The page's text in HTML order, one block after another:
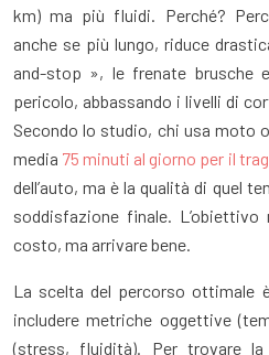
km) ma più fluidi. Perché?
anche se più lungo, riduce
and-stop », le frenate brusche
pericolo, abbassando i livelli di
Secondo lo studio, chi usa moto
media 75 minuti al giorno per il
dell’auto, ma è la qualità di quel
soddisfazione finale.
costo, ma arrivare bene.
La scelta del percorso ottimale
includere metriche oggettive
(stress, fluidità). Per trovare